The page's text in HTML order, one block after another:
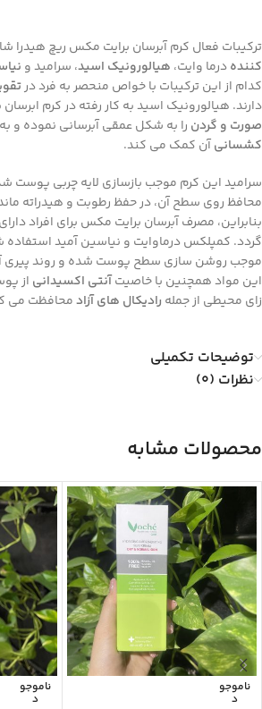
ترکیبات فعال کرم آبرسان برایت مکس ریچ
کنندهدرما وایت، هیالورونیک اسید، سرامید و
کدام از این ترکیبات با خواص منحصر به فرد در
دارند. هیالورونیک اسید به کار رفته در کرم
صورت و گردن را به شکل عمقی آبرسانی نموده و به
کشسانیآن کمک می کند.
سرامید این کرم موجب بازسازی لایه چربی پوست
محافظ روی سطح آن، در حفظ رطوبت و هیدراته
بنابراین، مصرف آبرسان برایت مکس برای افراد
گردد. کمپلکس درماوایت و نیاسین آمید استفاده
موجب روشن سازی سطح پوست شده و روند پیری آن
این مواد همچنین با خاصیتآنتی اکسیدانی از
زای محیطی از جمله رادیکال های آزادمحافظت می
توضیحات تکمیلی
نظرات (0)
محصولات مشابه
ناموجو
د
ناموجو
د